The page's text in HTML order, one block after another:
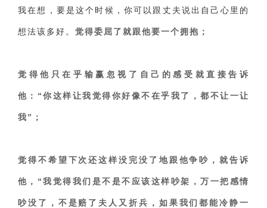
我在想，要是这个时候，你可以跟丈夫说出自己心里的
想法该多好。 觉得委屈了就跟他要一个拥抱；
觉得他只在乎输赢忽视了自己的感受就直接告诉
他：“你这样让我觉得你好像不在乎我了，都不让一让
我”；
觉得不希望下次还这样没完没了地跟他争吵，就告诉
他，“我觉得我们是不是不应该这样吵架，万一把感情
吵没了，不是赔了夫人又折兵，如果我们都能冷静一